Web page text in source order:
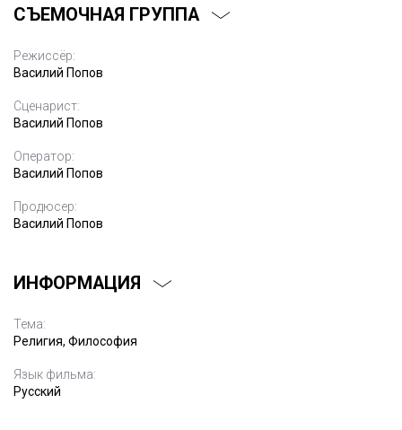
СЪЕМОЧНАЯ ГРУППА
Режиссёр:
Василий Попов
Сценарист:
Василий Попов
Оператор:
Василий Попов
Продюсер:
Василий Попов
ИНФОРМАЦИЯ
Тема:
Религия, Философия
Язык фильма:
Русский